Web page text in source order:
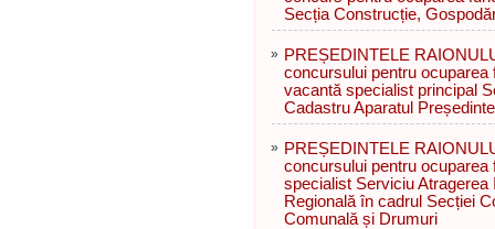
Secția Construcție,
» PREȘEDINTELE
concursului pentru
vacantă specialist principal
Cadastru Aparatul
» PREȘEDINTELE
concursului pentru
specialist Serviciu
Regională în cadrul Secției
Comunală și Drumuri